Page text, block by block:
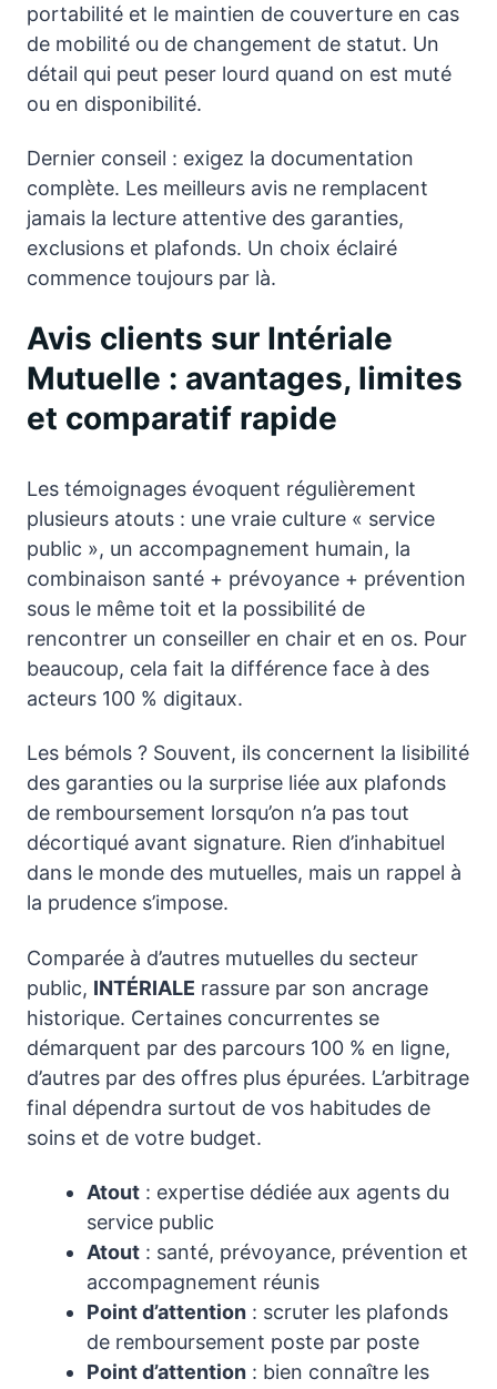
portabilité et le maintien de couverture en cas
de mobilité ou de changement de statut. Un
détail qui peut peser lourd quand on est muté
ou en disponibilité.
Dernier conseil : exigez la documentation
complète. Les meilleurs avis ne remplacent
jamais la lecture attentive des garanties,
exclusions et plafonds. Un choix éclairé
commence toujours par là.
Avis clients sur Intériale
Mutuelle : avantages, limites
et comparatif rapide
Les témoignages évoquent régulièrement
plusieurs atouts : une vraie culture « service
public », un accompagnement humain, la
combinaison santé + prévoyance + prévention
sous le même toit et la possibilité de
rencontrer un conseiller en chair et en os. Pour
beaucoup, cela fait la différence face à des
acteurs 100 % digitaux.
Les bémols ? Souvent, ils concernent la lisibilité
des garanties ou la surprise liée aux plafonds
de remboursement lorsqu’on n’a pas tout
décortiqué avant signature. Rien d’inhabituel
dans le monde des mutuelles, mais un rappel à
la prudence s’impose.
Comparée à d’autres mutuelles du secteur
public, INTÉRIALE rassure par son ancrage
historique. Certaines concurrentes se
démarquent par des parcours 100 % en ligne,
d’autres par des offres plus épurées. L’arbitrage
final dépendra surtout de vos habitudes de
soins et de votre budget.
Atout : expertise dédiée aux agents du
service public
Atout : santé, prévoyance, prévention et
accompagnement réunis
Point d’attention : scruter les plafonds
de remboursement poste par poste
Point d’attention : bien connaître les